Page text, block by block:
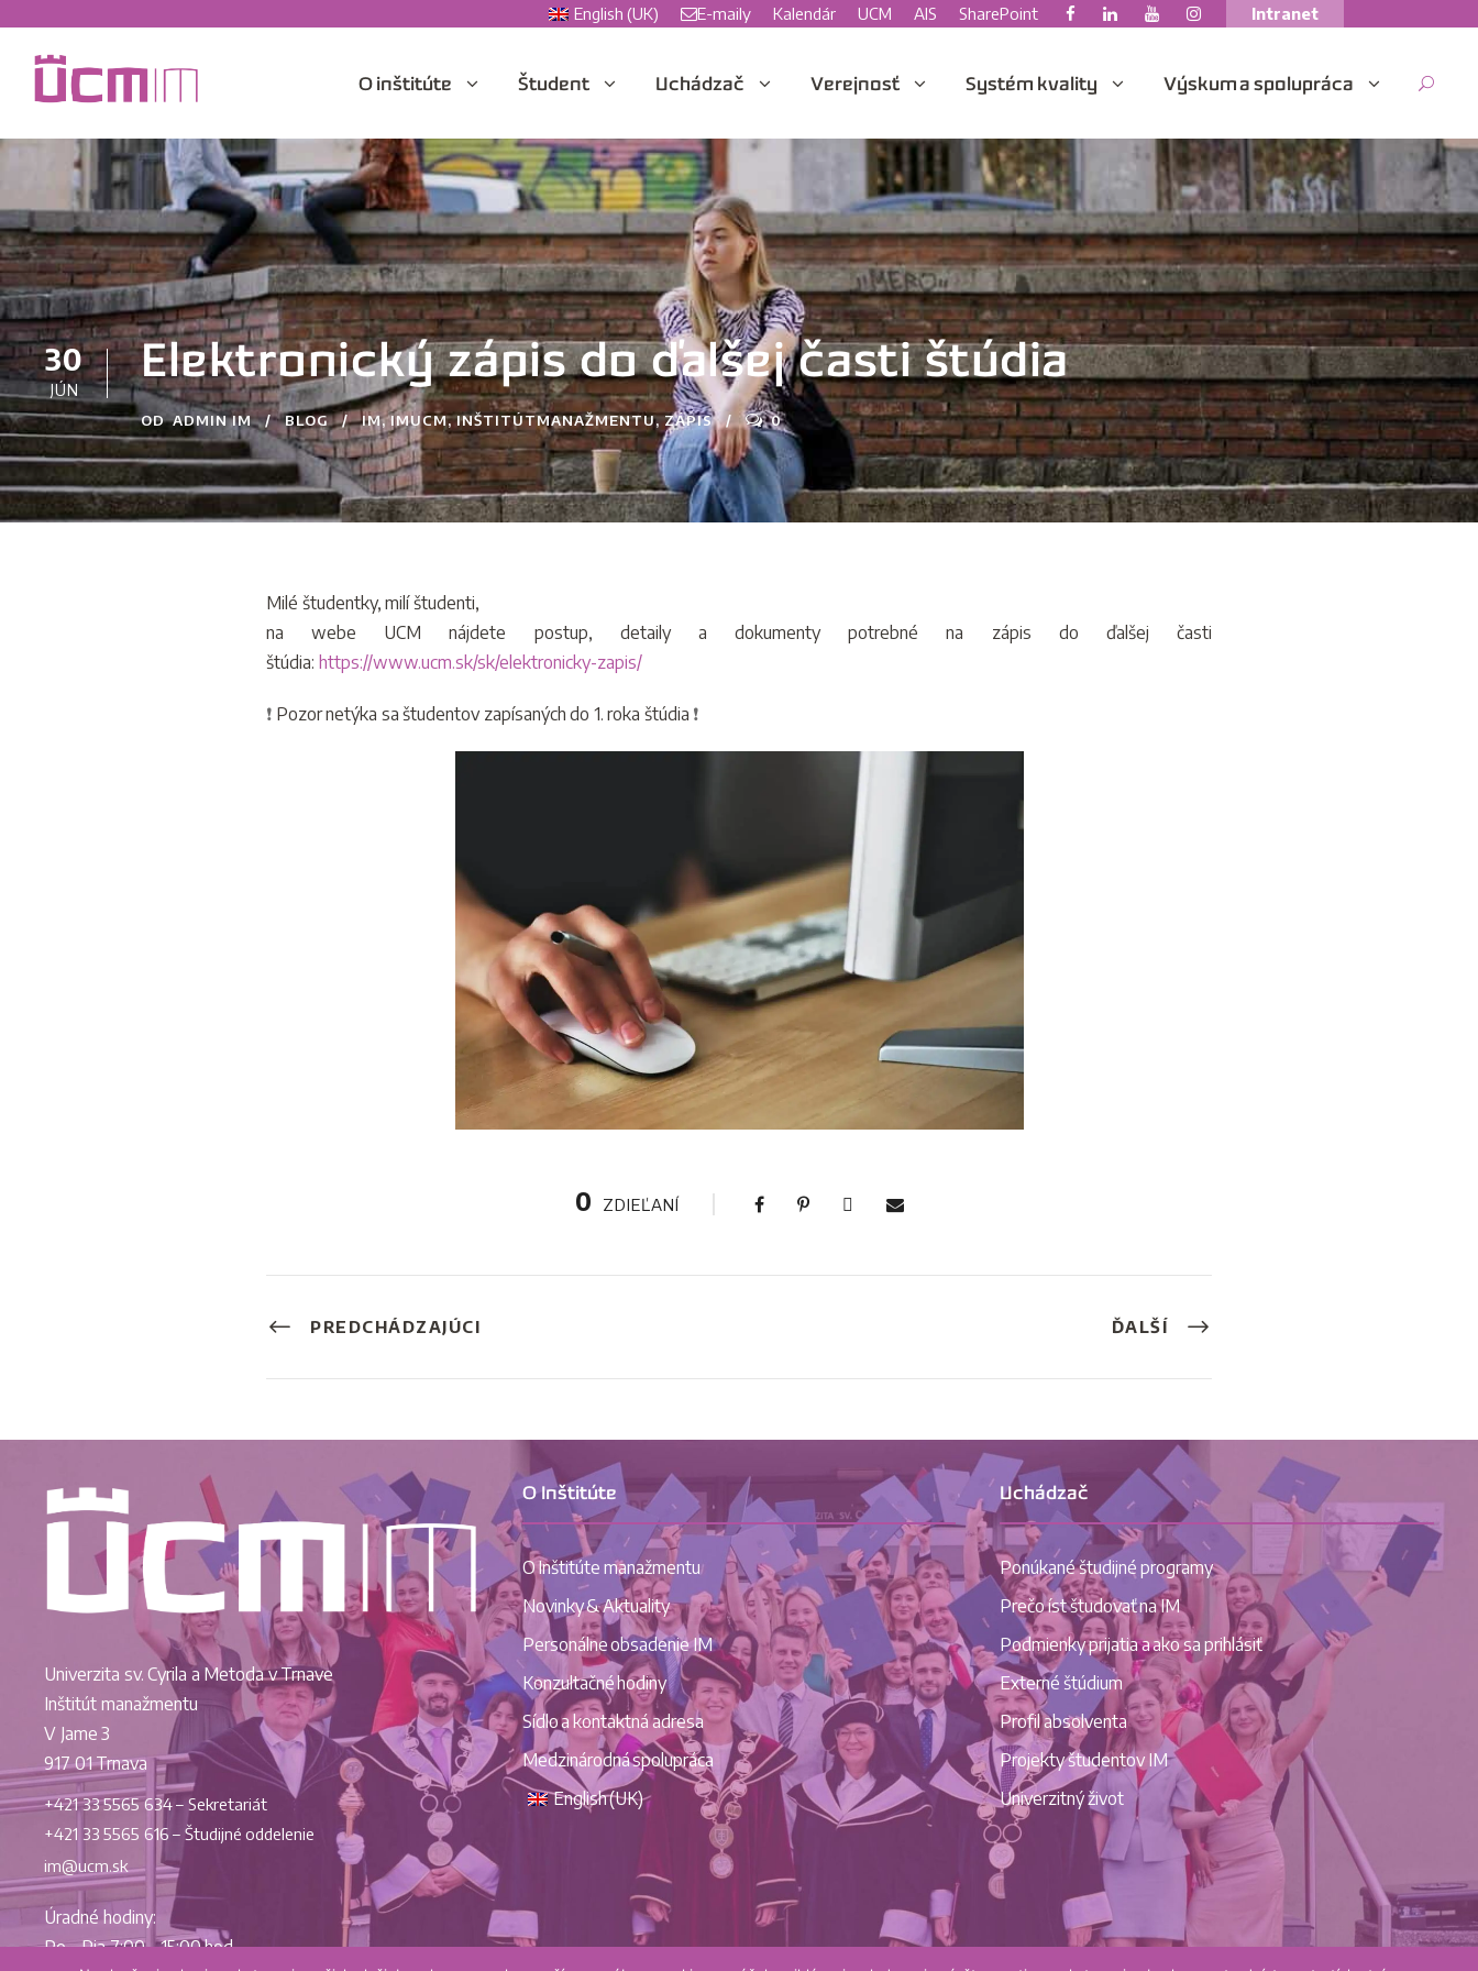
English (UK) E-maily Kalendár UCM AIS SharePoint Intranet
O inštitúte Študent Uchádzač Verejnosť Systém kvality Výskum a spolupráca
30
JÚN
Elektronický zápis do ďalšej časti štúdia
OD ADMIN IM BLOG IM, IMUCM, INŠTITÚTMANAŽMENTU, ZÁPIS 0
Milé študentky, milí študenti,
na webe UCM nájdete postup, detaily a dokumenty potrebné na zápis do ďalšej časti
štúdia: https://www.ucm.sk/sk/elektronicky-zapis/
❗ Pozor netýka sa študentov zapísaných do 1. roka štúdia ❗
0 ZDIEĽANÍ
PREDCHÁDZAJÚCI ĎALŠÍ
Univerzita sv. Cyrila a Metoda v Trnave
Inštitút manažmentu
V Jame 3
917 01 Trnava
+421 33 5565 634 – Sekretariát
+421 33 5565 616 – Študijné oddelenie
im@ucm.sk
Úradné hodiny:
Po – Pia 7:00 – 15:00 hod.
O Inštitúte
O Inštitúte manažmentu
Novinky & Aktuality
Personálne obsadenie IM
Konzultačné hodiny
Sídlo a kontaktná adresa
Medzinárodná spolupráca
English (UK)
Uchádzač
Ponúkané študijné programy
Prečo íst študovať na IM
Podmienky prijatia a ako sa prihlásiť
Externé štúdium
Profil absolventa
Projekty študentov IM
Univerzitný život